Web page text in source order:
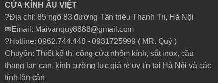
CỬA KÍNH ÂU VIỆT
?Địa chỉ: 85 ngõ 83 đường Tân triều Thanh Trì, Hà Nội
✉Email: Maivanquy8888@gmail.com
?Hotline: 0962.744.448 - 0931725999 ( MR. Quý )
Chuyên: Thiết kế thi công cửa nhôm kính, sắt inox, cầu
thang lan can, kính cường lực giá rẻ uy tín tại Hà Nội và các
tỉnh lân cận